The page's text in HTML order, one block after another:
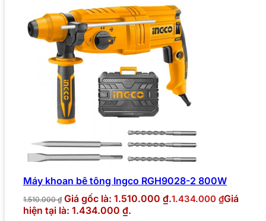
Máy khoan bê tông Ingco RGH9028-2 800W
1.510.000₫ Giá gốc là: 1.510.000 ₫.1.434.000 ₫Giá
hiện tại là: 1.434.000 ₫.